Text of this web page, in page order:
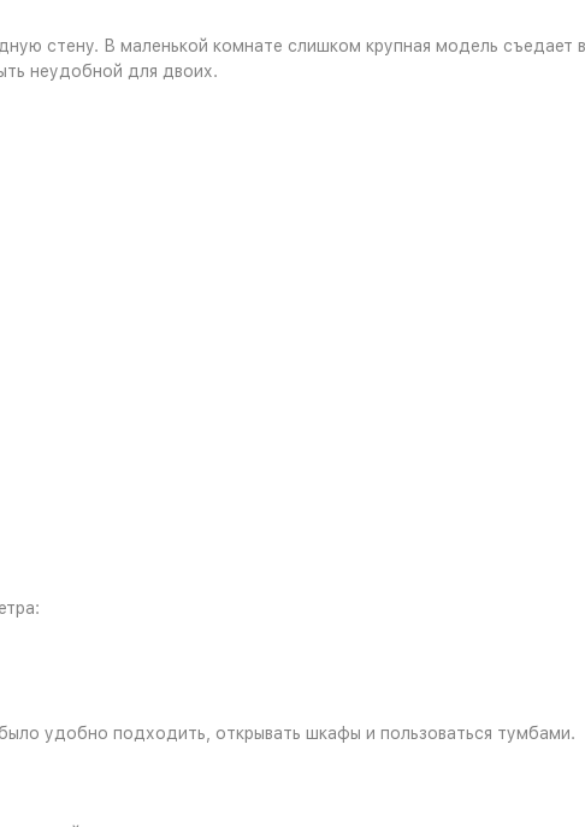
стену. В маленькой комнате слишком крупная модель съедает
неудобной для двоих.
удобно подходить, открывать шкафы и пользоваться тумбами.